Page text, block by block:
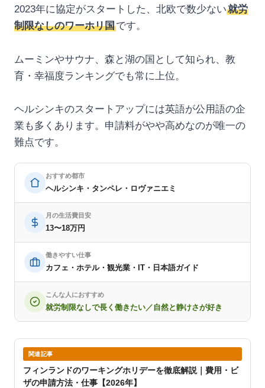
2023年に協定がスタートした、北欧で数少ない就労
制限なしのワーホリ国です。
ムーミンやサウナ、森と湖の国として知られ、教
育・幸福度ランキングでも常に上位。
ヘルシンキのスタートアップには英語が公用語の企
業も多くあります。申請料がやや高めなのが唯一の
難点です。
おすすめ都市
ヘルシンキ・タンペレ・ロヴァニエミ
月の生活費目安
13〜18万円
働きやすい仕事
カフェ・ホテル・観光業・IT・日本語ガイド
こんな人におすすめ
就労制限なしで長く働きたい／自然と静けさが好き
関連記事
フィンランドのワーキングホリデーを徹底解説｜費用・ビ
ザの申請方法・仕事【2026年】